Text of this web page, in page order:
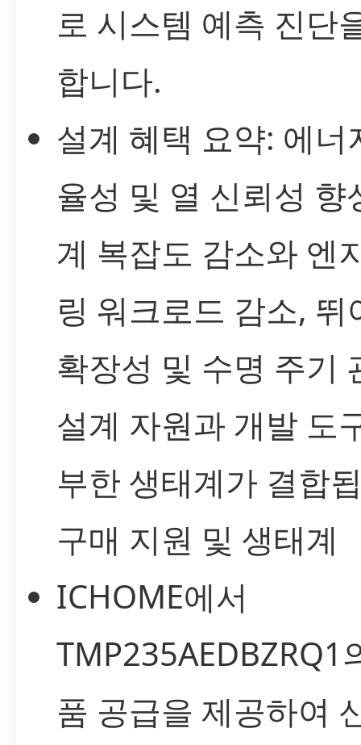
로 시스템 예측 진단
합니다.
설계 혜택 요약: 에너
율성 및 열 신뢰성 향
계 복잡도 감소와 엔
링 워크로드 감소, 뛰
확장성 및 수명 주기
설계 자원과 개발 도
부한 생태계가 결합
구매 지원 및 생태계
ICHOME에서
TMP235AEDBZRQ1
품 공급을 제공하여